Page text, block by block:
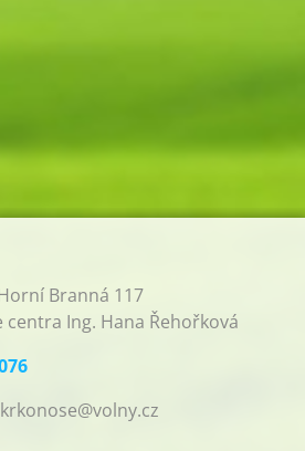
Branná 117
centra Ing. Hana Řehořková
rkonose@volny.cz